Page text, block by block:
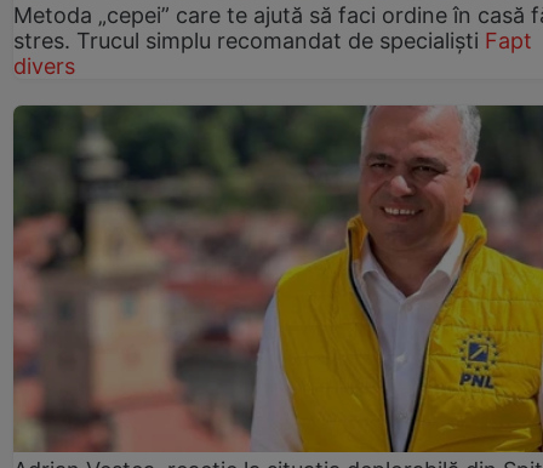
Metoda „cepei” care te ajută să faci ordine în casă
stres. Trucul simplu recomandat de specialiști Fapt
divers